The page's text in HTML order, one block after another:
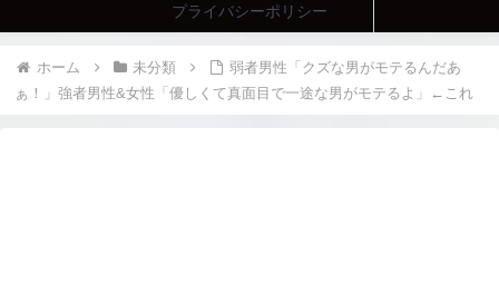
プライバシーポリシー
ホーム 未分類
弱者男性「クズな男がモテるんだあ
ぁ！」強者男性&女性「優しくて真面目で一途な男がモテるよ」←これ